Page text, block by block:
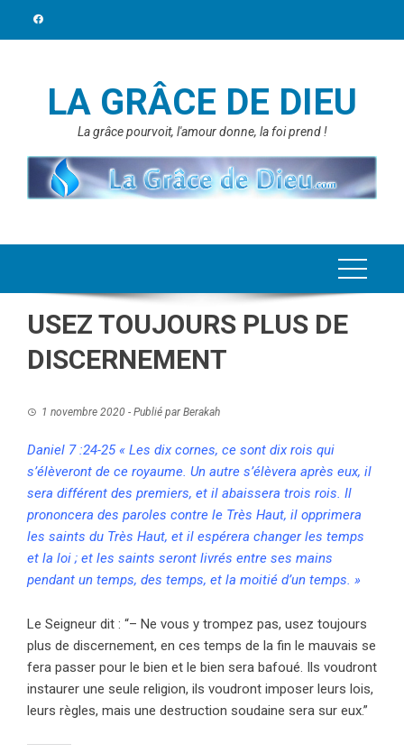
LA GRÂCE DE DIEU
La grâce pourvoit, l'amour donne, la foi prend !
USEZ TOUJOURS PLUS DE
DISCERNEMENT
1 novembre 2020 - Publié parBerakah
Daniel 7 :24-25 « Les dix cornes, ce sont dix rois qui
s’élèveront de ce royaume. Un autre s’élèvera après eux, il
sera différent des premiers, et il abaissera trois rois. Il
prononcera des paroles contre le Très Haut, il opprimera
les saints du Très Haut, et il espérera changer les temps
et la loi ; et les saints seront livrés entre ses mains
pendant un temps, des temps, et la moitié d’un temps. »
Le Seigneur dit : “– Ne vous y trompez pas, usez toujours
plus de discernement, en ces temps de la fin le mauvais se
fera passer pour le bien et le bien sera bafoué. Ils voudront
instaurer une seule religion, ils voudront imposer leurs lois,
leurs règles, mais une destruction soudaine sera sur eux.”